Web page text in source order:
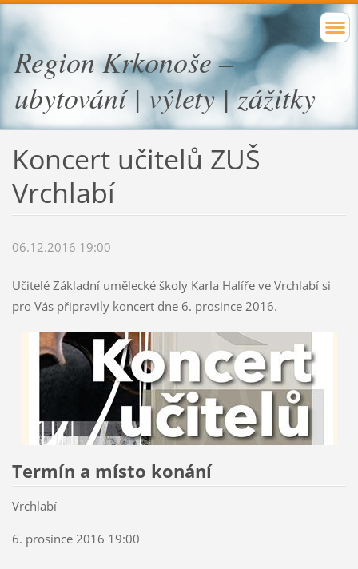
Region Krkonoše –
ubytování | výlety | zážitky
Koncert učitelů ZUŠ
Vrchlabí
06.12.2016 19:00
Učitelé Základní umělecké školy Karla Halíře ve Vrchlabí si
pro Vás připravily koncert dne 6. prosince 2016.
Termín a místo konání
Vrchlabí
6. prosince 2016 19:00